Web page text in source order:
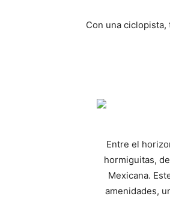
Con una
Entre el
hormiguitas,
Mexicana.
amenidades,